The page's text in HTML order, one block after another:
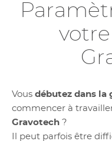
Vous débutez dans la
commencer à
Gravotech ?
Il peut parfois être